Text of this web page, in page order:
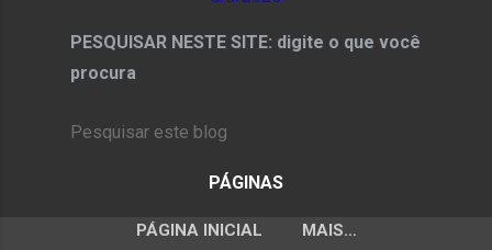
PESQUISAR NESTE SITE: digite o que você
procura
PÁGINAS
PÁGINA INICIAL MAIS…